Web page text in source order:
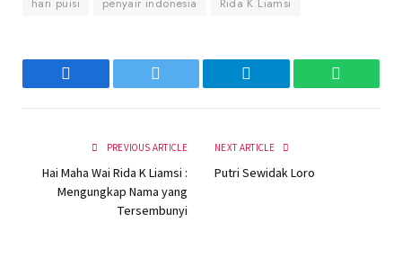
Facebook Twitter Telegram
PREVIOUS ARTICLE
Hai Maha Wai Rida K Liamsi :
Mengungkap Nama yang
Tersembunyi
NEXT ARTICLE
Putri Sewidak Loro